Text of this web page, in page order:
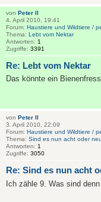
von Peter II
4. April 2010, 19:41
Forum: Haustiere und Wildtiere /
Thema: Lebt vom Nektar
Antworten: 1
Zugriffe: 3391
Re: Lebt vom Nektar
Das könnte ein
von Peter II
3. April 2010, 22:09
Forum: Haustiere und Wildtiere /
Thema: Sind es nun acht oder
Antworten: 1
Zugriffe: 3050
Re: Sind es nun acht
Ich zähle 9. Was sind